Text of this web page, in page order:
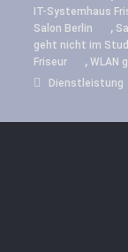
IT-Systemhaus
Salon Berlin ,
geht nicht im
Friseur
, WLAN
Dienstleistung